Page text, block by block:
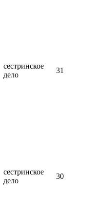
сестринское
дело
31
сестринское
дело
30